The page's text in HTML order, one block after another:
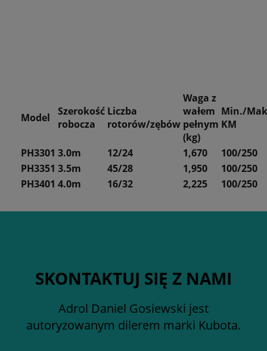
Model
Szerokość
robocza
Liczba
rotorów/zębów
Waga z
wałem
pełnym
(kg)
Min./
KM
PH3301 3.0m 12/24 1,670
100/250
PH3351 3.5m 45/28 1,950
100/250
PH3401 4.0m 16/32 2,225 100/250
SKONTAKTUJ SIĘ Z NAMI
Adrol Daniel Gosiewski jest
autoryzowanym dilerem marki Kubota.